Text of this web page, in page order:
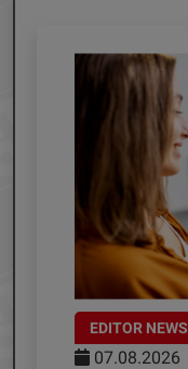
EDITOR NEWS
07.08.2026